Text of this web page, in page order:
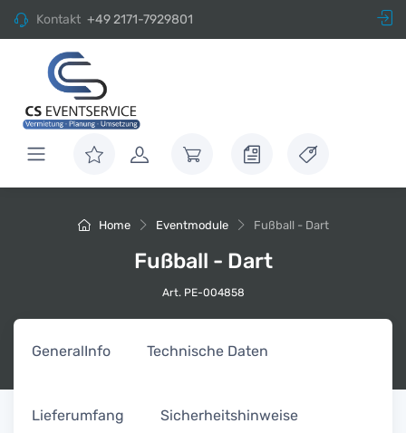
Kontakt +49 2171-7929801
Home Eventmodule Fußball - Dart
Fußball - Dart
Art. PE-004858
GeneralInfo Technische Daten
Lieferumfang Sicherheitshinweise